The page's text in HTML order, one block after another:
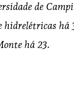
de
hidrelétricas há
há 23.